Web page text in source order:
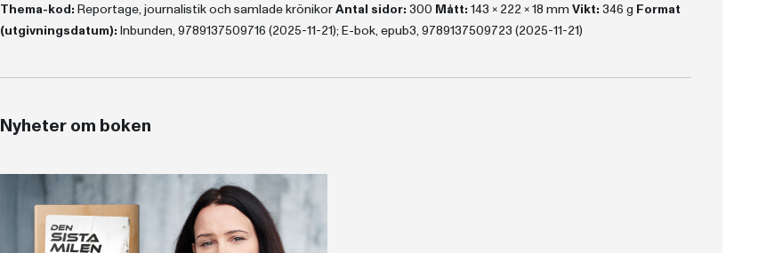
Thema-kod: Reportage, journalistik och samlade krönikorAntal sidor: 300 Mått: 143 x 222 x 18 mm Vikt: 346 g Format
(utgivningsdatum): Inbunden, 9789137509716 (2025-11-21); E-bok, epub3, 9789137509723 (2025-11-21)
Nyheter om boken